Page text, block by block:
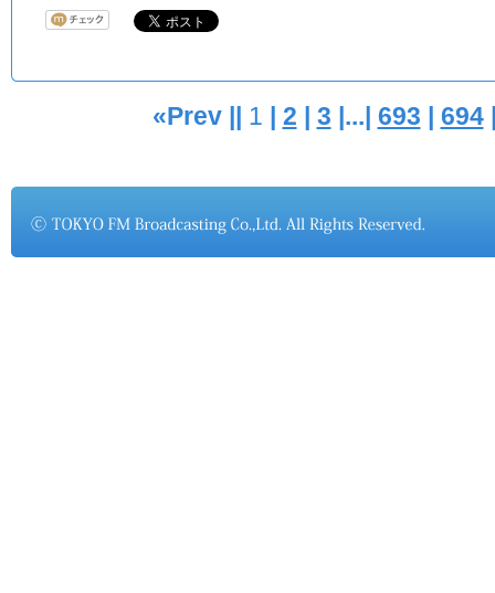
«Prev || 1 | 2 | 3 |...| 693 | 694